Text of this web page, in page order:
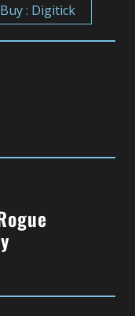
Buy : Digitick